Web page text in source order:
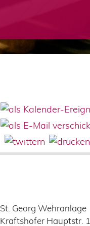
St. Georg Wehranlage
Kraftshofer Hauptstr.